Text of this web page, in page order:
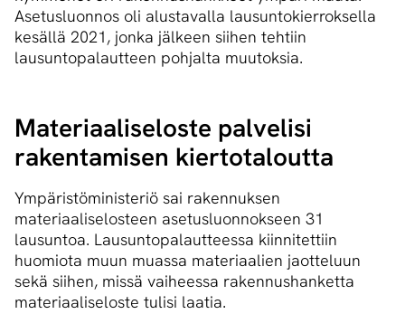
Asetusluonnos oli alustavalla lausuntokierroksella
kesällä 2021, jonka jälkeen siihen tehtiin
lausuntopalautteen pohjalta muutoksia.
Ma­te­ri­aa­li­se­los­te palvelisi
rakentamisen kiertotaloutta
Ympäristöministeriö sai rakennuksen
materiaaliselosteen asetusluonnokseen 31
lausuntoa. Lausuntopalautteessa kiinnitettiin
huomiota muun muassa materiaalien jaotteluun
sekä siihen, missä vaiheessa rakennushanketta
materiaaliseloste tulisi laatia.